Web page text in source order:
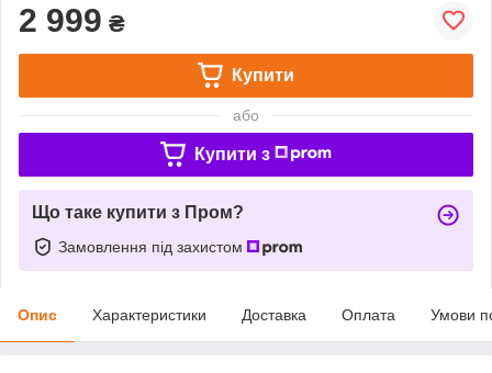
2 999 ₴
Купити
або
Купити з
Що таке купити з Пром?
Замовлення під захистом
Опис Характеристики Доставка Оплата Умови